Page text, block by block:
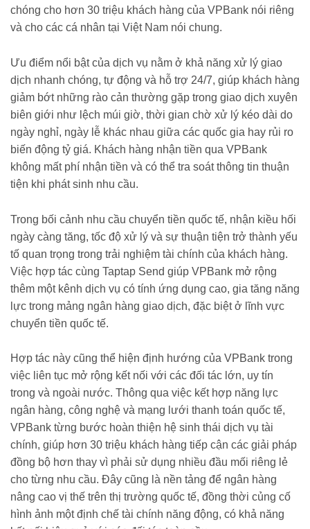
chóng cho hơn 30 triệu khách hàng của VPBank nói riêng
và cho các cá nhân tại Việt Nam nói chung.
Ưu điểm nổi bật của dịch vụ nằm ở khả năng xử lý giao
dịch nhanh chóng, tự động và hỗ trợ 24/7, giúp khách hàng
giảm bớt những rào cản thường gặp trong giao dịch xuyên
biên giới như lệch múi giờ, thời gian chờ xử lý kéo dài do
ngày nghỉ, ngày lễ khác nhau giữa các quốc gia hay rủi ro
biến động tỷ giá. Khách hàng nhận tiền qua VPBank
không mất phí nhận tiền và có thể tra soát thông tin thuận
tiện khi phát sinh nhu cầu.
Trong bối cảnh nhu cầu chuyển tiền quốc tế, nhận kiều hối
ngày càng tăng, tốc độ xử lý và sự thuận tiện trở thành yếu
tố quan trọng trong trải nghiệm tài chính của khách hàng.
Việc hợp tác cùng Taptap Send giúp VPBank mở rộng
thêm một kênh dịch vụ có tính ứng dụng cao, gia tăng năng
lực trong mảng ngân hàng giao dịch, đặc biệt ở lĩnh vực
chuyển tiền quốc tế.
Hợp tác này cũng thể hiện định hướng của VPBank trong
việc liên tục mở rộng kết nối với các đối tác lớn, uy tín
trong và ngoài nước. Thông qua việc kết hợp năng lực
ngân hàng, công nghệ và mạng lưới thanh toán quốc tế,
VPBank từng bước hoàn thiện hệ sinh thái dịch vụ tài
chính, giúp hơn 30 triệu khách hàng tiếp cận các giải pháp
đồng bộ hơn thay vì phải sử dụng nhiều đầu mối riêng lẻ
cho từng nhu cầu. Đây cũng là nền tảng để ngân hàng
nâng cao vị thế trên thị trường quốc tế, đồng thời củng cố
hình ảnh một định chế tài chính năng động, có khả năng